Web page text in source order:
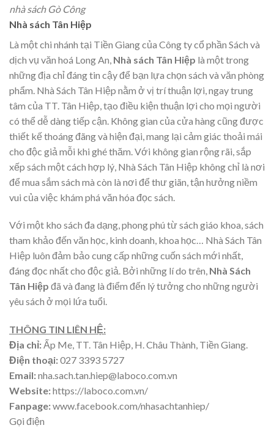
nhà sách Gò Công
Nhà sách Tân Hiệp
Là một chi nhánh tại Tiền Giang của Công ty cổ phần Sách và
dịch vụ văn hoá Long An, Nhà sách Tân Hiệp là một trong
những địa chỉ đáng tin cậy để bạn lựa chọn sách và văn phòng
phẩm. Nhà Sách Tân Hiệp nằm ở vị trí thuận lợi, ngay trung
tâm của TT. Tân Hiệp, tạo điều kiện thuận lợi cho mọi người
có thể dễ dàng tiếp cận. Không gian của cửa hàng cũng được
thiết kế thoáng đãng và hiện đại, mang lại cảm giác thoải mái
cho độc giả mỗi khi ghé thăm. Với không gian rộng rãi, sắp
xếp sách một cách hợp lý, Nhà Sách Tân Hiệp không chỉ là nơi
để mua sắm sách mà còn là nơi để thư giãn, tận hưởng niềm
vui của việc khám phá văn hóa đọc sách.
Với một kho sách đa dạng, phong phú từ sách giáo khoa, sách
tham khảo đến văn học, kinh doanh, khoa học… Nhà Sách Tân
Hiệp luôn đảm bảo cung cấp những cuốn sách mới nhất,
đáng đọc nhất cho độc giả. Bởi những lí do trên, Nhà Sách
Tân Hiệp đã và đang là điểm đến lý tưởng cho những người
yêu sách ở mọi lứa tuổi.
THÔNG TIN LIÊN HỆ:
Địa chỉ:Ấp Me, TT. Tân Hiệp, H. Châu Thành, Tiền Giang.
Điện thoại:027 3393 5727
Email:nha.sach.tan.hiep@laboco.com.vn
Website:https://laboco.com.vn/
Fanpage:www.facebook.com/nhasachtanhiep/
Gọi điện